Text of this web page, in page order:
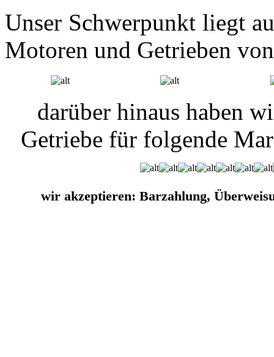
Unser Schwerpunkt liegt
Motoren und Getrieben
darüber hinaus haben
Getriebe für folgende
wir akzeptieren: Barzahlung,